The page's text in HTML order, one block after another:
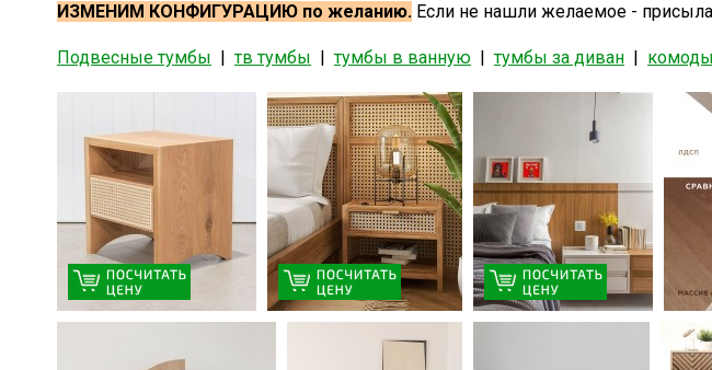
ИЗМЕНИМ КОНФИГУРАЦИЮ по желанию. Если не нашли желаемое -
Подвесные тумбы |тв тумбы |тумбы в ванную |тумбы за диван | комоды